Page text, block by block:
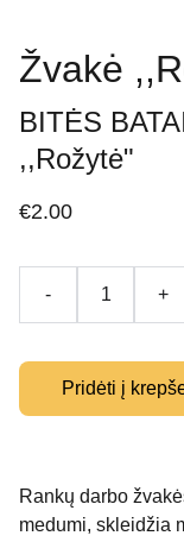
Žvakė
BITĖS
,,Rožytė"
€2.00
- +
Pridėti į
Rankų darbo
medumi, skleidžia